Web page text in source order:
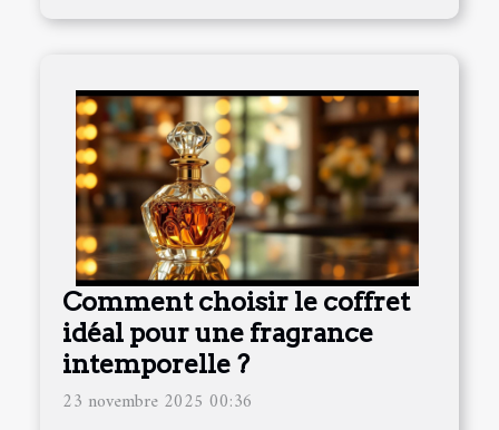
Comment choisir le coffret
idéal pour une fragrance
intemporelle ?
23 novembre 2025 00:36